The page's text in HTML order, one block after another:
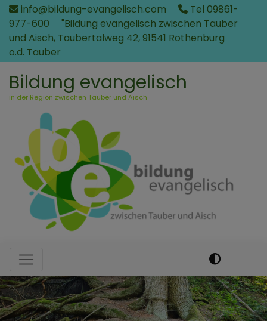
Direkt
zum
Inhalt
info@bildung-evangelisch.com
Tel 09861-
977-600
"Bildung evangelisch zwischen Tauber
und Aisch, Taubertalweg 42, 91541 Rothenburg
o.d. Tauber
Bildung evangelisch
in der Region zwischen Tauber und Aisch
Hauptnavigation